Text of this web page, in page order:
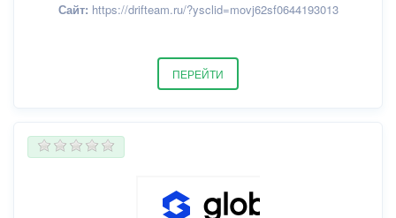
Сайт: https://drifteam.ru/?ysclid=movj62sf0644193013
ПЕРЕЙТИ